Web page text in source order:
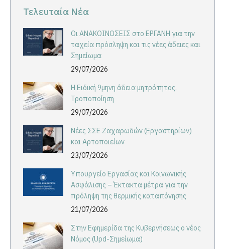
Τελευταία Νέα
Οι ΑΝΑΚΟΙΝΩΣΕΙΣ στο ΕΡΓΑΝΗ για την
ταχεία πρόσληψη και τις νέες άδειες και
Σημείωμα
29/07/2026
Η Ειδική 9μηνη άδεια μητρότητος.
Τροποποίηση
29/07/2026
Νέες ΣΣΕ Ζαχαρωδών (Εργαστηρίων)
και Αρτοποιείων
23/07/2026
Υπουργείο Εργασίας και Κοινωνικής
Ασφάλισης – Έκτακτα μέτρα για την
πρόληψη της θερμικής καταπόνησης
21/07/2026
Στην Εφημερίδα της Κυβερνήσεως ο νέος
Νόμος (Upd-Σημείωμα)